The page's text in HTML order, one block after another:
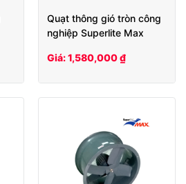
Quạt thông gió tròn công
nghiệp Superlite Max
Giá: 1,580,000 ₫